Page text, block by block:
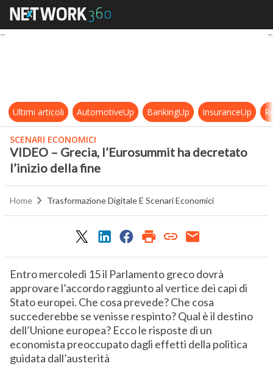
VIDEO – Grecia, l’Eurosummit
Ultimi articoli AutomotiveUp BankingUp InsuranceUp
SCENARI ECONOMICI
VIDEO – Grecia, l’Eurosummit ha decretato
l’inizio della fine
Home Trasformazione Digitale E Scenari Economici
Entro mercoledì 15 il Parlamento greco dovrà
approvare l’accordo raggiunto al vertice dei capi di
Stato europei. Che cosa prevede? Che cosa
succederebbe se venisse respinto? Qual è il destino
dell’Unione europea? Ecco le risposte di un
economista preoccupato dagli effetti della politica
guidata dall’austerità